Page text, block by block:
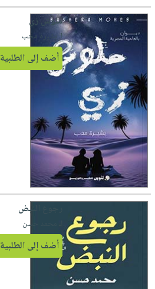
ملوش زي
لـ بشيرة محب
أضف إلى الطلبية
رجوع النبض
لـ محمد حسن
أضف إلى الطلبية